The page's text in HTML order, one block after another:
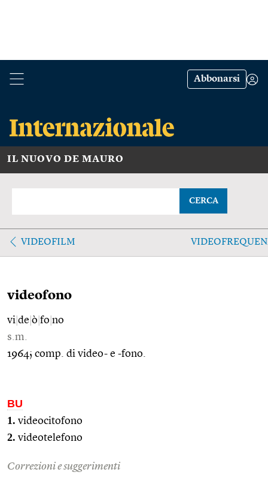
Abbonarsi
IL NUOVO DE MAURO
CERCA
VIDEOFILM
videofono
vi de ò fo no
s.m.
1964; comp. di video- e -fono.
BU
1. videocitofono
2. videotelefono
Correzioni e suggerimenti